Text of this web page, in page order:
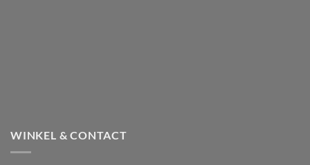
WINKEL & CONTACT